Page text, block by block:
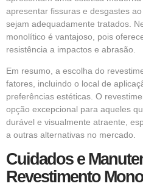
apresentar fissuras e desgastes
sejam adequadamente tratados.
monolítico é vantajoso, pois
resistência a impactos e abrasão.
Em resumo, a escolha do
fatores, incluindo o local de
preferências estéticas. O
opção excepcional para aqueles
durável e visualmente atraente,
a outras alternativas no mercado.
Cuidados e
Revestimento